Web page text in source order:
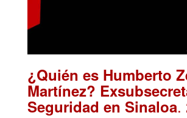
¿Quién es Humberto
Martínez?
Seguridad en Sinaloa.